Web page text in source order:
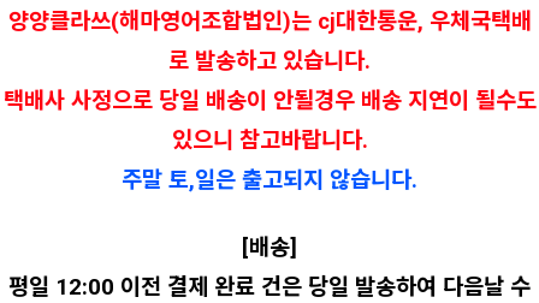
양양클라쓰(해마영어조합법인)는 cj대한통운, 우체국택배
로 발송하고 있습니다.
택배사 사정으로 당일 배송이 안될경우 배송 지연이 될수도
있으니 참고바랍니다.
주말 토,일은 출고되지 않습니다.
[배송]
평일 12:00 이전 결제 완료 건은 당일 발송하여 다음날 수